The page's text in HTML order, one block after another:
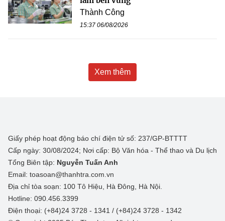
Thành Công
15:37 06/08/2026
Xem thêm
Giấy phép hoạt động báo chí điện tử số: 237/GP-BTTTT
Cấp ngày: 30/08/2024; Nơi cấp: Bộ Văn hóa - Thể thao và Du lịch
Tổng Biên tập: Nguyễn Tuấn Anh
Email: toasoan@thanhtra.com.vn
Địa chỉ tòa soạn: 100 Tô Hiệu, Hà Đông, Hà Nội.
Hotline: 090.456.3399
Điện thoại: (+84)24 3728 - 1341 / (+84)24 3728 - 1342